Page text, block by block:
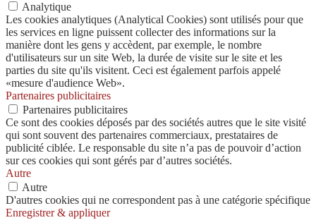
Analytique
Les cookies analytiques (Analytical Cookies) sont utilisés pour que
les services en ligne puissent collecter des informations sur la
manière dont les gens y accèdent, par exemple, le nombre
d'utilisateurs sur un site Web, la durée de visite sur le site et les
parties du site qu'ils visitent. Ceci est également parfois appelé
«mesure d'audience Web».
Partenaires publicitaires
Partenaires publicitaires
Ce sont des cookies déposés par des sociétés autres que le site visité
qui sont souvent des partenaires commerciaux, prestataires de
publicité ciblée. Le responsable du site n’a pas de pouvoir d’action
sur ces cookies qui sont gérés par d’autres sociétés.
Autre
Autre
D'autres cookies qui ne correspondent pas à une catégorie spécifique
Enregistrer & appliquer